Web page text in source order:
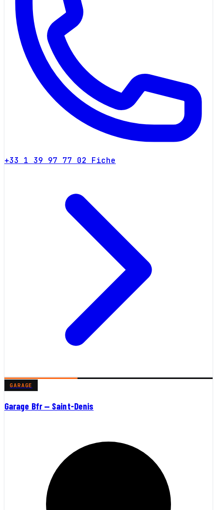
+33 1 39 97 77 02 Fiche
GARAGE
Garage Bfr — Saint-Denis